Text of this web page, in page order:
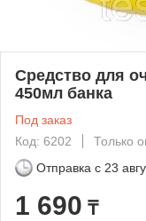
Средство для
450мл банка
Под заказ
Код: 6202
Только
Отправка с 23
1 690 ₸